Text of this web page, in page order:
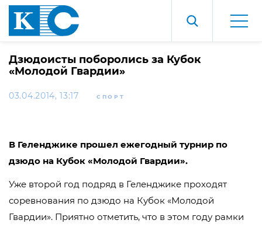
Дзюдоисты поборолись за Кубок
«Молодой Гвардии»
03.04.2014, 13:17 СПОРТ
В Геленджике прошел ежегодный турнир по
дзюдо на Кубок «Молодой Гвардии».
Уже второй год подряд в Геленджике проходят
соревнования по дзюдо на Кубок «Молодой
Гвардии». Приятно отметить, что в этом году рамки